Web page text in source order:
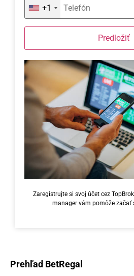
+1
Predložiť
Zaregistrujte si svoj účet cez
manager vám pomôže začať
Prehľad BetRegal